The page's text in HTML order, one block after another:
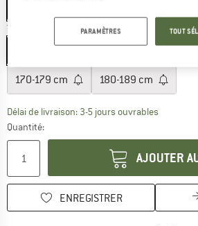
Taille:
170-179 cm 180-189 cm
Délai de livraison: 3-5 jours ouvrablesLe lien
Quantité:
AJOUTER
ENREGISTRER
PARAMÈTRES TOUT